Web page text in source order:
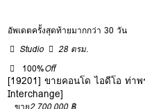
อัพเดตครั้งสุดท้ายมากกว่า 30 วัน
Studio
28 ตรม.
100%Off
[19201] ขายคอนโด ไอดีโอ ท่า
Interchange]
ขาย2,700,000 ฿